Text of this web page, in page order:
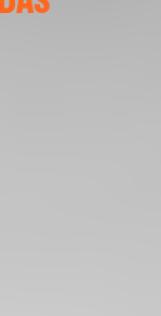
04/03/26